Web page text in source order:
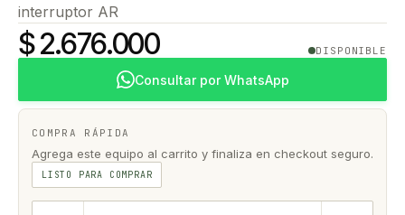
interruptor AR
$ 2.676.000 DISPONIBLE
Consultar por WhatsApp
COMPRA RÁPIDA
Agrega este equipo al carrito y finaliza en checkout seguro.
LISTO PARA COMPRAR